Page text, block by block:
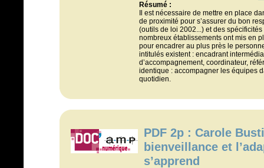
Résumé :
Il est nécessaire de mettre en place
de proximité pour s’assurer du bon
(outils de loi 2002...) et des
nombreux établissements ont mis en
pour encadrer au plus près le
intitulés existent : encadrant
d’accompagnement, coordinateur,
identique : accompagner les équipes
quotidien.
PDF 2p : Carole
bienveillance et
s’apprend